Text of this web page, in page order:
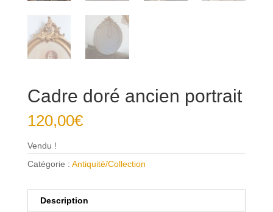
Cadre doré ancien portrait
120,00€
Vendu !
Catégorie : Antiquité/Collection
Description